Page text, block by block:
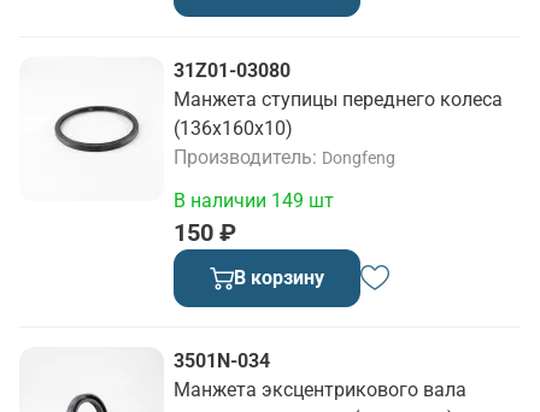
31Z01-03080
Манжета ступицы переднего колеса
(136х160х10)
Производитель
Dongfeng
150 ₽
В наличии 149 шт
В корзину
3501N-034
Манжета эксцентрикового вала